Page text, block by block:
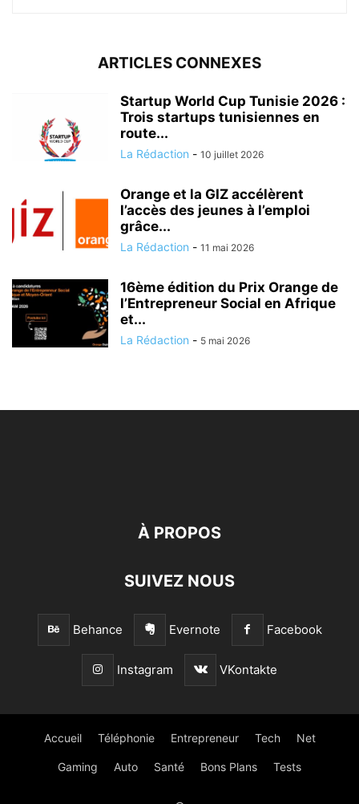
ARTICLES CONNEXES
Startup World Cup Tunisie 2026 :
Trois startups tunisiennes en
route...
La Rédaction - 10 juillet 2026
Orange et la GIZ accélèrent
l’accès des jeunes à l’emploi
grâce...
La Rédaction - 11 mai 2026
16ème édition du Prix Orange de
l’Entrepreneur Social en Afrique
et...
La Rédaction - 5 mai 2026
À PROPOS
SUIVEZ NOUS
Behance Evernote Facebook
Instagram VKontakte
Accueil Téléphonie Entrepreneur Tech Net
Gaming Auto Santé Bons Plans Tests